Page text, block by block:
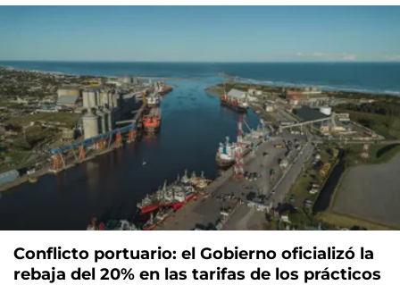
Conflicto portuario: el Gobierno oficializó la
rebaja del 20% en las tarifas de los prácticos